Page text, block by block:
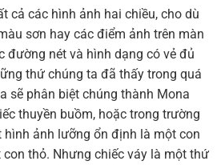
cả các hình ảnh hai chiều, cho dù
sơn hay các điểm ảnh trên màn
đường nét và hình dạng có vẻ đủ
thứ chúng ta đã thấy trong quá
sẽ phân biệt chúng thành Mona
thuyền buồm, hoặc trong trường
hình ảnh lưỡng ổn định là một con
thỏ. Nhưng chiếc váy là một thứ